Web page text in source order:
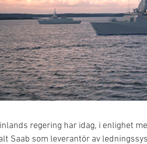
regering har idag, i enlighet
Saab som leverantör av